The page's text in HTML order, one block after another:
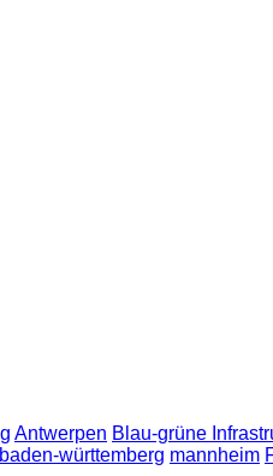
Antwerpen Blau-grüne
baden-württemberg mannheim